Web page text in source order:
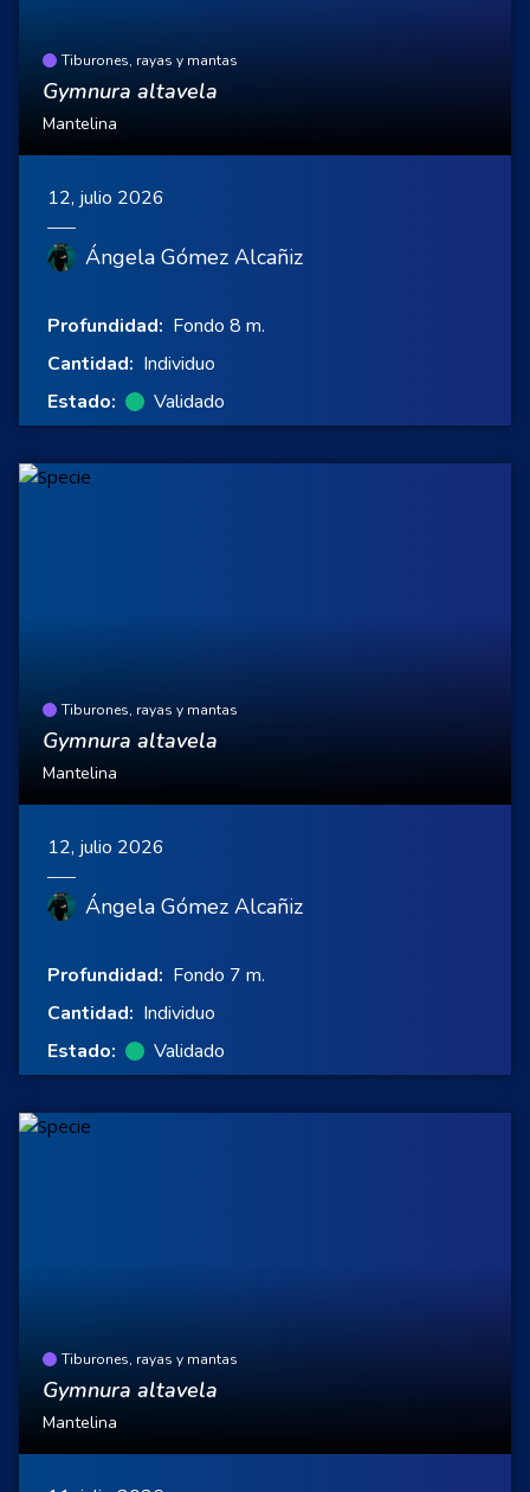
Tiburones, rayas y mantas
Gymnura altavela
Mantelina
12, julio 2026
Ángela Gómez Alcañiz
Profundidad: Fondo 8 m.
Cantidad: Individuo
Estado:
Validado
Tiburones, rayas y mantas
Gymnura altavela
Mantelina
12, julio 2026
Ángela Gómez Alcañiz
Profundidad: Fondo 7 m.
Cantidad: Individuo
Estado:
Validado
Tiburones, rayas y mantas
Gymnura altavela
Mantelina